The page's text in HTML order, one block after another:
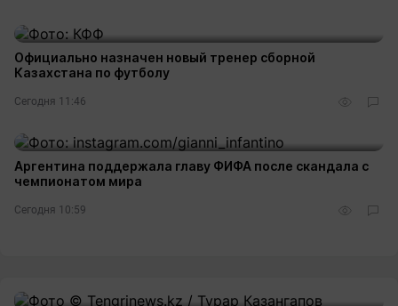
Официально назначен новый тренер сборной
Казахстана по футболу
Сегодня 11:46
Аргентина поддержала главу ФИФА после скандала с
чемпионатом мира
Сегодня 10:59